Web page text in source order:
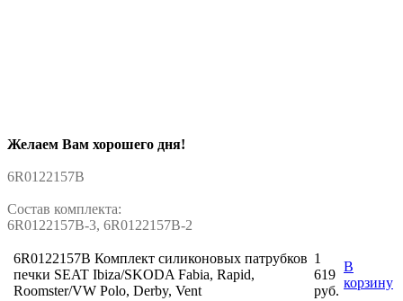
Желаем Вам хорошего дня!
6R0122157B
Состав комплекта:
6R0122157B-3, 6R0122157B-2
6R0122157B Комплект силиконовых патрубков
печки SEAT Ibiza/SKODA Fabia, Rapid,
Roomster/VW Polo, Derby, Vent
1
619
руб.
В
корзину